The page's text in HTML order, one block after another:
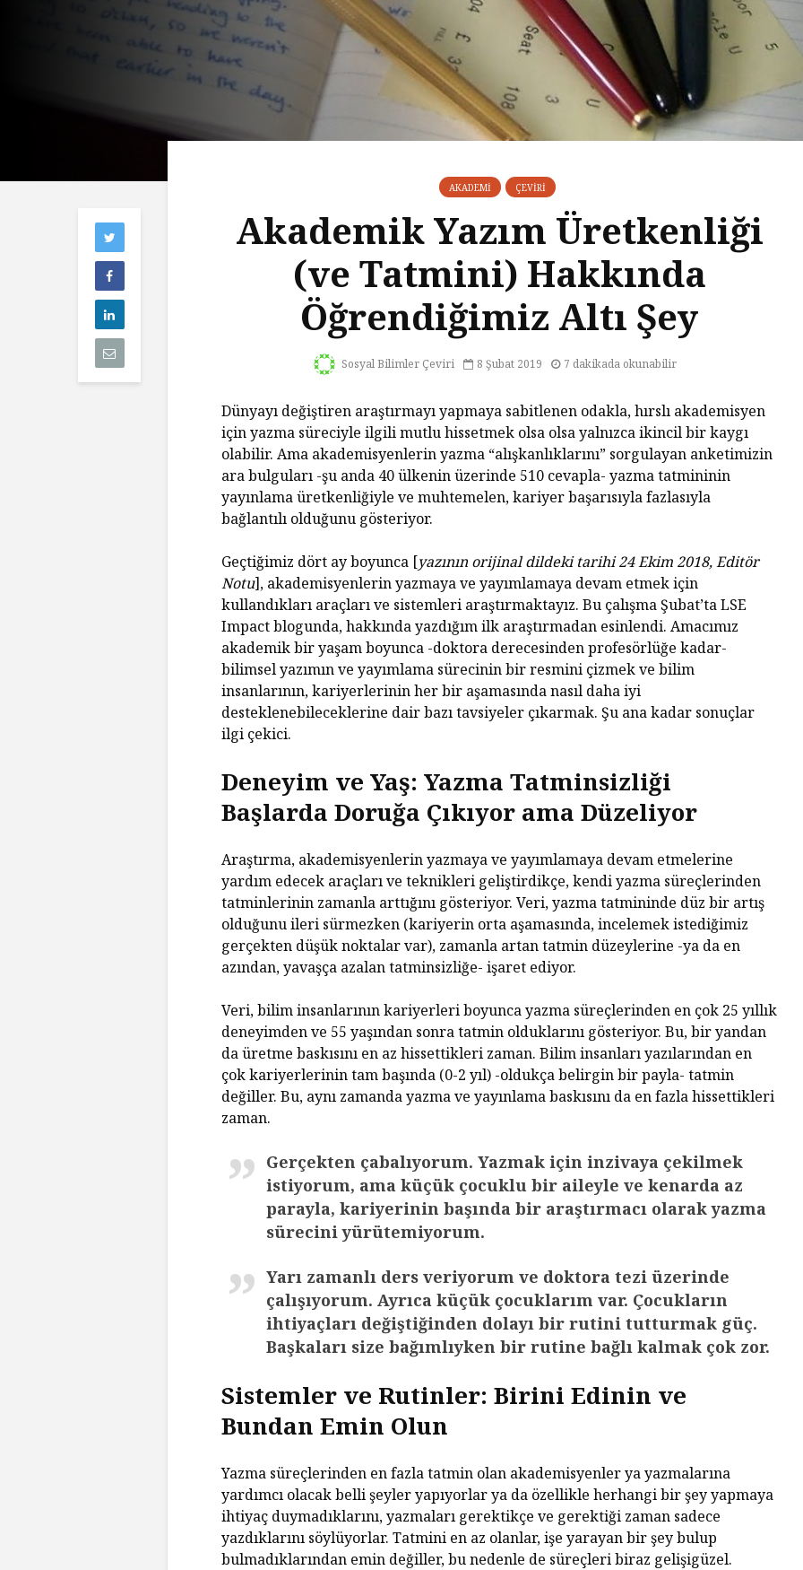
AKADEMI ÇEVIRI
Akademik Yazım Üretkenliği
(ve Tatmini) Hakkında
Öğrendiğimiz Altı Şey
Sosyal Bilimler Çeviri 8 Şubat 2019 7 dakikada okunabilir
Dünyayı değiştiren araştırmayı yapmaya sabitlenen odakla, hırslı akademisyen
için yazma süreciyle ilgili mutlu hissetmek olsa olsa yalnızca ikincil bir kaygı
olabilir. Ama akademisyenlerin yazma “alışkanlıklarını” sorgulayan anketimizin
ara bulguları -şu anda 40 ülkenin üzerinde 510 cevapla- yazma tatmininin
yayınlama üretkenliğiyle ve muhtemelen, kariyer başarısıyla fazlasıyla
bağlantılı olduğunu gösteriyor.
Geçtiğimiz dört ay boyunca [yazının orijinal dildeki tarihi 24 Ekim 2018, Editör
Notu], akademisyenlerin yazmaya ve yayımlamaya devam etmek için
kullandıkları araçları ve sistemleri araştırmaktayız. Bu çalışma Şubat’ta LSE
Impact blogunda, hakkında yazdığım ilk araştırmadan esinlendi. Amacımız
akademik bir yaşam boyunca -doktora derecesinden profesörlüğe kadar-
bilimsel yazımın ve yayımlama sürecinin bir resmini çizmek ve bilim
insanlarının, kariyerlerinin her bir aşamasında nasıl daha iyi
desteklenebileceklerine dair bazı tavsiyeler çıkarmak. Şu ana kadar sonuçlar
ilgi çekici.
Deneyim ve Yaş: Yazma Tatminsizliği
Başlarda Doruğa Çıkıyor ama Düzeliyor
Araştırma, akademisyenlerin yazmaya ve yayımlamaya devam etmelerine
yardım edecek araçları ve teknikleri geliştirdikçe, kendi yazma süreçlerinden
tatminlerinin zamanla arttığını gösteriyor. Veri, yazma tatmininde düz bir artış
olduğunu ileri sürmezken (kariyerin orta aşamasında, incelemek istediğimiz
gerçekten düşük noktalar var), zamanla artan tatmin düzeylerine -ya da en
azından, yavaşça azalan tatminsizliğe- işaret ediyor.
Veri, bilim insanlarının kariyerleri boyunca yazma süreçlerinden en çok 25 yıllık
deneyimden ve 55 yaşından sonra tatmin olduklarını gösteriyor. Bu, bir yandan
da üretme baskısını en az hissettikleri zaman. Bilim insanları yazılarından en
çok kariyerlerinin tam başında (0-2 yıl) -oldukça belirgin bir payla- tatmin
değiller. Bu, aynı zamanda yazma ve yayınlama baskısını da en fazla hissettikleri
zaman.
Gerçekten çabalıyorum. Yazmak için inzivaya çekilmek
istiyorum, ama küçük çocuklu bir aileyle ve kenarda az
parayla, kariyerinin başında bir araştırmacı olarak yazma
sürecini yürütemiyorum.
Yarı zamanlı ders veriyorum ve doktora tezi üzerinde
çalışıyorum. Ayrıca küçük çocuklarım var. Çocukların
ihtiyaçları değiştiğinden dolayı bir rutini tutturmak güç.
Başkaları size bağımlıyken bir rutine bağlı kalmak çok zor.
Sistemler ve Rutinler: Birini Edinin ve
Bundan Emin Olun
Yazma süreçlerinden en fazla tatmin olan akademisyenler ya yazmalarına
yardımcı olacak belli şeyler yapıyorlar ya da özellikle herhangi bir şey yapmaya
ihtiyaç duymadıklarını, yazmaları gerektikçe ve gerektiği zaman sadece
yazdıklarını söylüyorlar. Tatmini en az olanlar, işe yarayan bir şey bulup
bulmadıklarından emin değiller, bu nedenle de süreçleri biraz gelişigüzel.
Tarihin Gölgesinde
Güney Afrika
Sevgi ve Kurban
Üzerine: Paskalya,
Yokluğun
Kutlamasıdır
Hoşnutsuzlukları
Habermas’ın
Alexandre Kojève ve
Evrensel
Özgürleşme
Peter Singer ve Elli
Yıllık Hayvan
Hayatını Yaşamak
(Jean-Luc Godard,
1962)
İnançsız Umut: Bir
Karl Marx Filozof
muydu?
Değeri
Asırdır
Kral